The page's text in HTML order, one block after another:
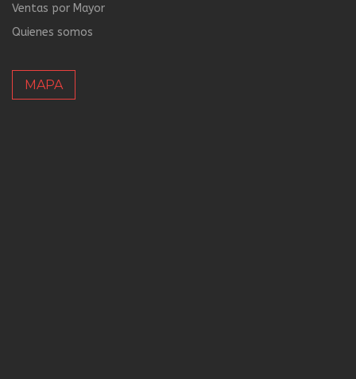
Ventas por Mayor
Quienes somos
MAPA